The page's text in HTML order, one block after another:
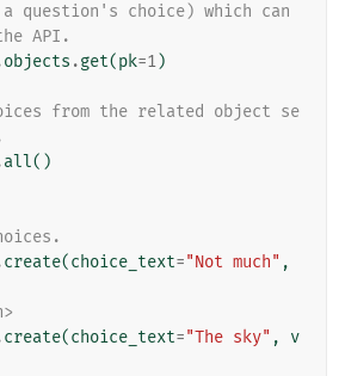
question's choice) which can
API.
objects .get(pk=1)
from the related object se
all()
create(choice_text="Not much" ,
create(choice_text="The sky" ,
v